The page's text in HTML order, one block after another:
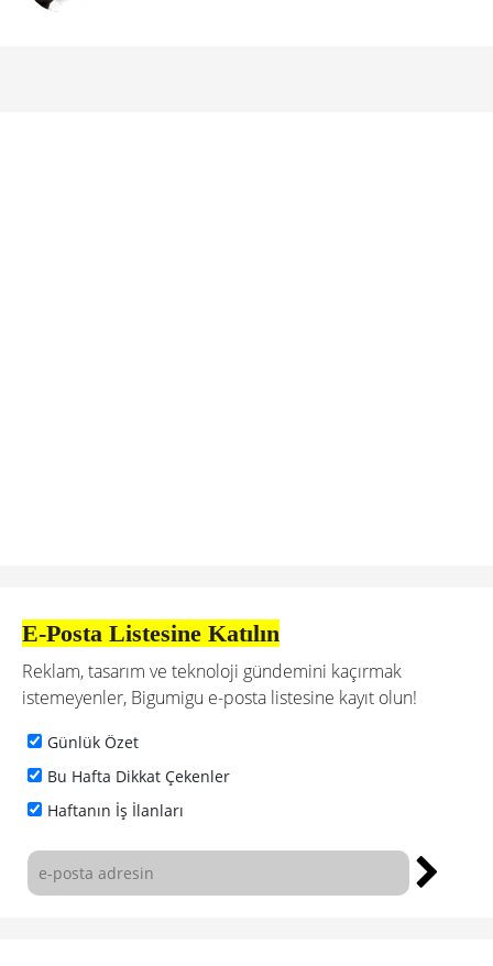
E-Posta Listesine Katılın
Reklam, tasarım ve teknoloji gündemini kaçırmak
istemeyenler, Bigumigu e-posta listesine kayıt olun!
Günlük Özet
Bu Hafta Dikkat Çekenler
Haftanın İş İlanları